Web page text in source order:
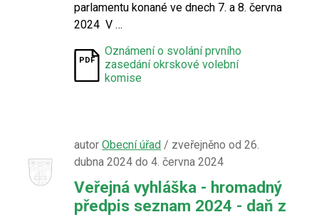
parlamentu konané ve dnech 7. a 8. června
2024 V …
Oznámení o svolání prvního
zasedání okrskové volební
komise
autorObecní úřad / zveřejněno od 26.
dubna 2024 do 4. června 2024
Veřejná vyhláška - hromadný
předpis seznam 2024 - daň z